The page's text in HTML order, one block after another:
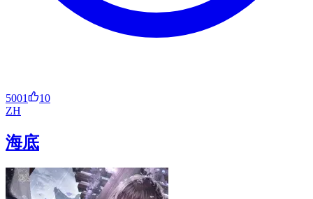
5001
10
ZH
海底